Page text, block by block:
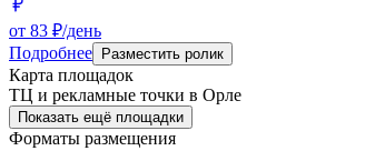
от 83 ₽/день
Подробнее
Разместить ролик
Карта площадок
ТЦ и рекламные точки в Орле
Показать ещё площадки
Форматы размещения